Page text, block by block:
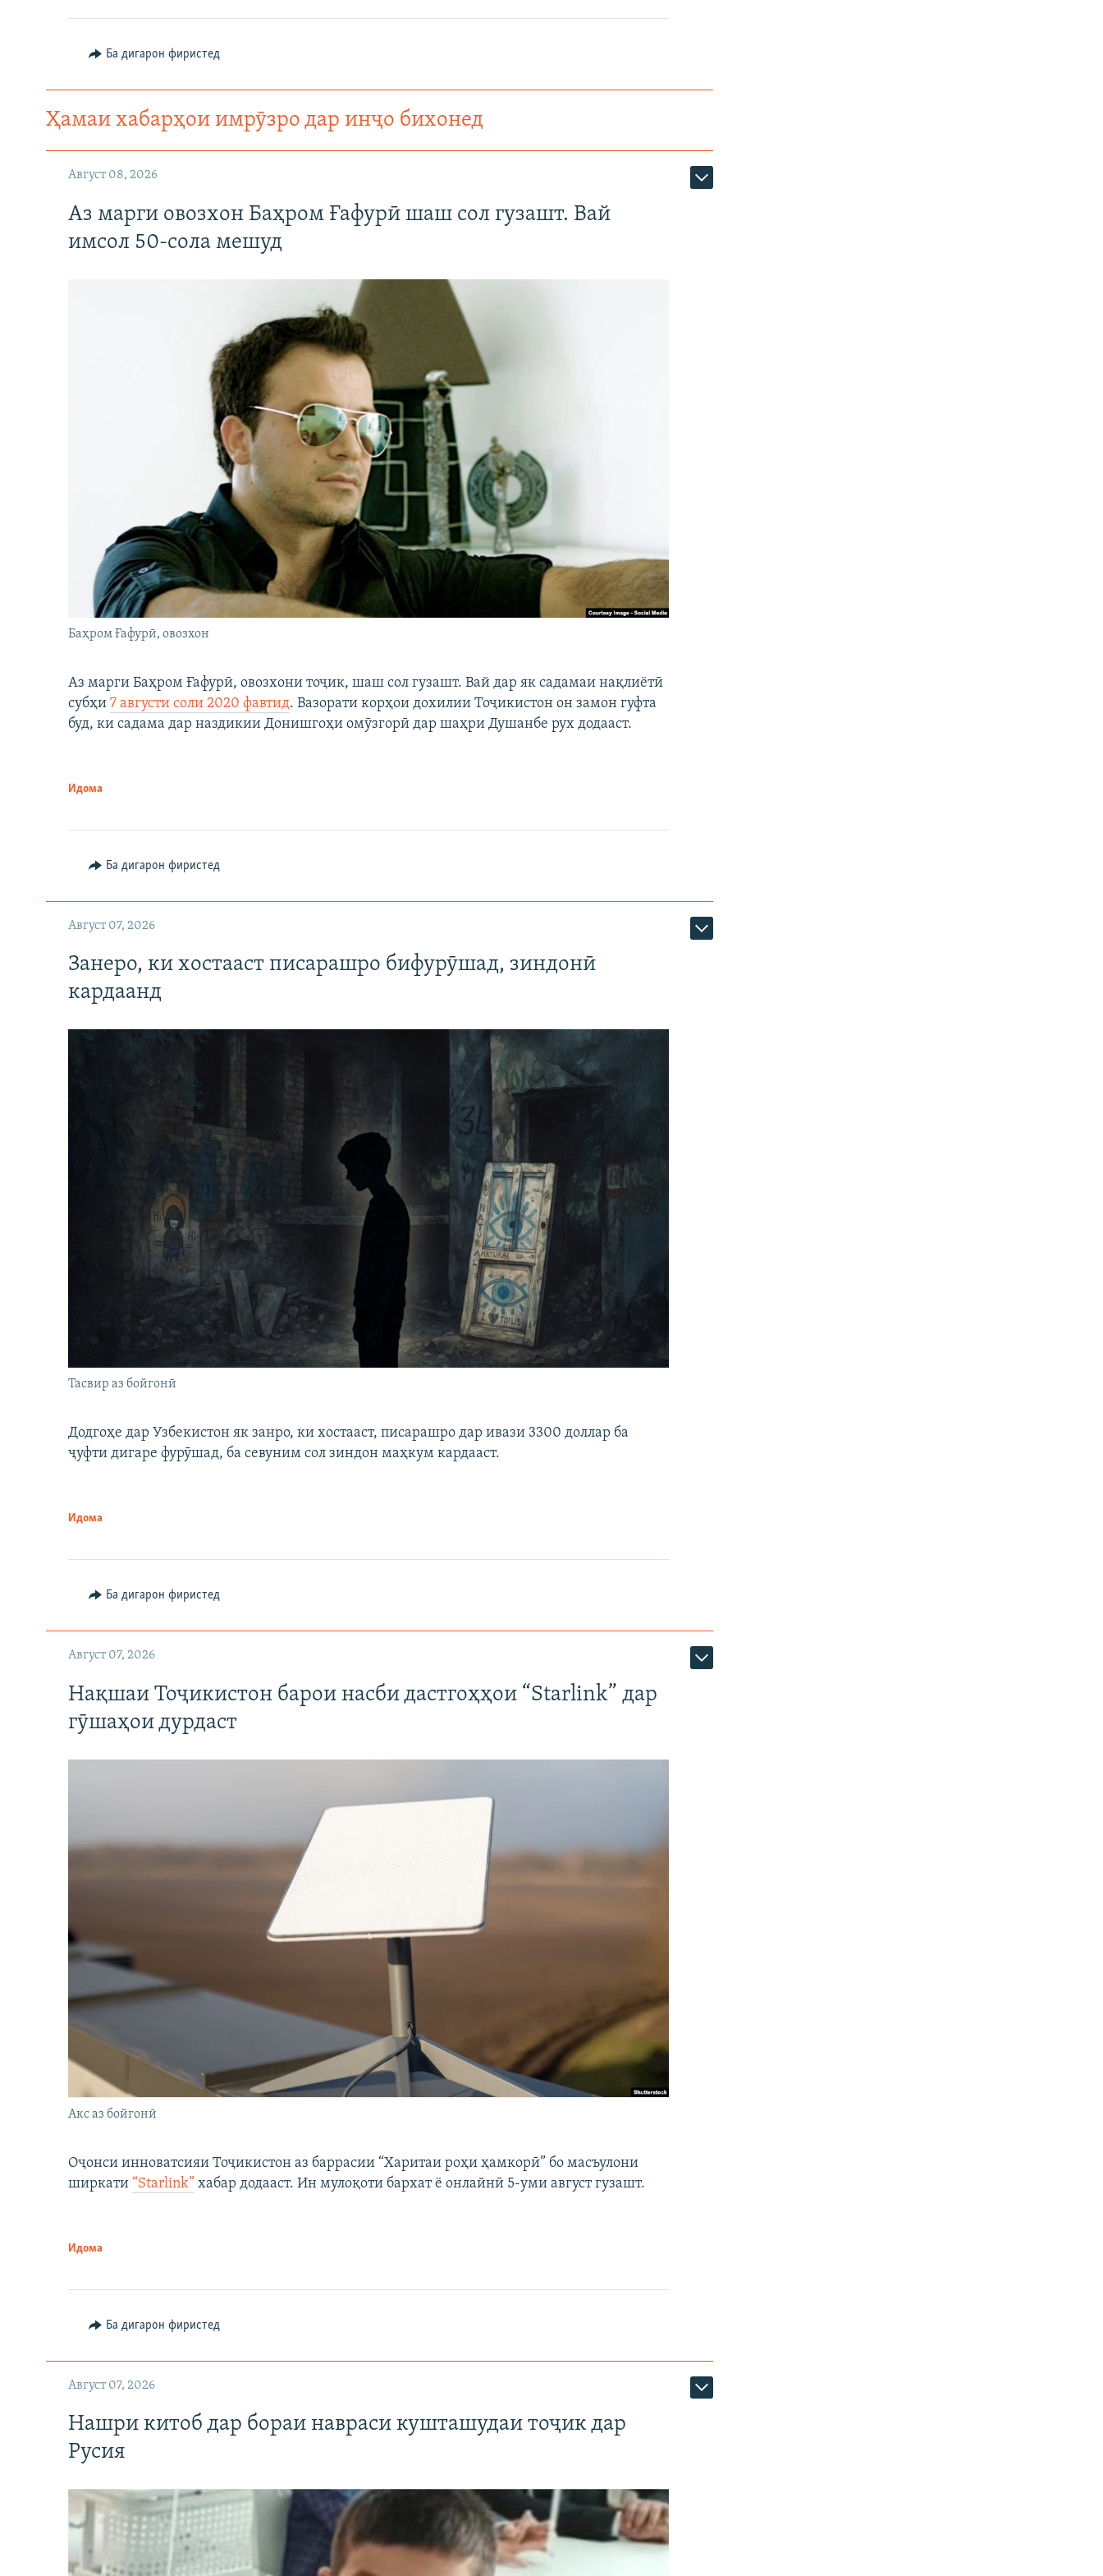
Ба дигарон фиристед
Ҳамаи хабарҳои имрӯзро дар инҷо бихонед
Август 08, 2026
Аз марги овозхон Баҳром Ғафурӣ шаш сол гузашт. Вай
имсол 50-сола мешуд
Баҳром Ғафурӣ, овозхон
Аз марги Баҳром Ғафурӣ, овозхони тоҷик, шаш сол гузашт. Вай дар як садамаи нақлиётӣ
субҳи 7 августи соли 2020 фавтид. Вазорати корҳои дохилии Тоҷикистон он замон гуфта
буд, ки садама дар наздикии Донишгоҳи омӯзгорӣ дар шаҳри Душанбе рух додааст.
Идома
Ба дигарон фиристед
Август 07, 2026
Занеро, ки хостааст писарашро бифурӯшад, зиндонӣ
кардаанд
Тасвир аз бойгонӣ
Додгоҳе дар Узбекистон як занро, ки хостааст, писарашро дар ивази 3300 доллар ба
ҷуфти дигаре фурӯшад, ба севуним сол зиндон маҳкум кардааст.
Идома
Ба дигарон фиристед
Август 07, 2026
Нақшаи Тоҷикистон барои насби дастгоҳҳои “Starlink” дар
гӯшаҳои дурдаст
Акс аз бойгонӣ
Оҷонси инноватсияи Тоҷикистон аз баррасии “Харитаи роҳи ҳамкорӣ” бо масъулони
ширкати “Starlink” хабар додааст. Ин мулоқоти бархат ё онлайнӣ 5-уми август гузашт.
Идома
Ба дигарон фиристед
Август 07, 2026
Нашри китоб дар бораи навраси кушташудаи тоҷик дар
Русия